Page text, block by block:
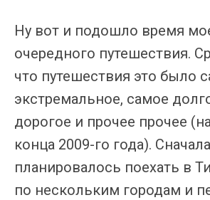
Ну вот и подошло время
очередного путешествия.
что путешествия это было
экстремальное, самое
дорогое и прочее прочее
конца 2009-го года). Сначала
планировалось поехать в
по нескольким городам и